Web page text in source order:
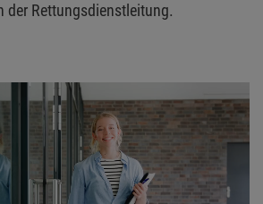
der Rettungsdienstleitung.